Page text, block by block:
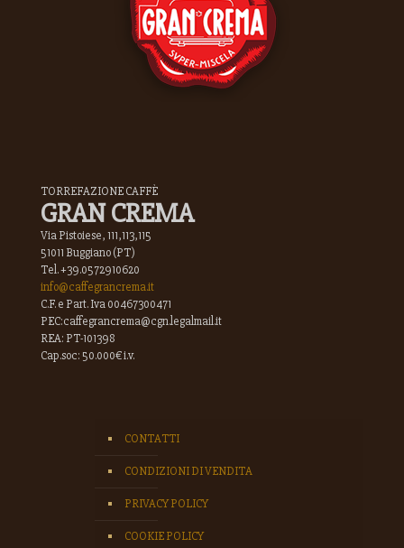
TORREFAZIONE CAFFÈ
GRAN CREMA
Via Pistoiese, 111,113,115
51011 Buggiano (PT)
Tel. +39.0572910620
info@caffegrancrema.it
C.F. e Part. Iva 00467300471
PEC:caffegrancrema@cgn.legalmail.it
REA: PT-101398
Cap.soc: 50.000€ i.v.
CONTATTI
CONDIZIONI DI VENDITA
PRIVACY POLICY
COOKIE POLICY